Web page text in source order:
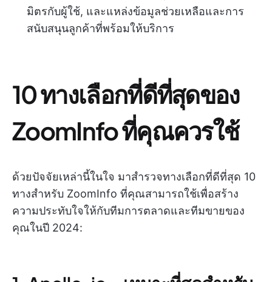
มิตรกับผู้ใช้, และแหล่งข้อมูลช่วยเหลือและการ
สนับสนุนลูกค้าที่พร้อมให้บริการ
10 ทางเลือกที่ดีที่สุดของ
ZoomInfo ที่คุณควรใช้
ด้วยปัจจัยเหล่านี้ในใจ มาสำรวจทางเลือกที่ดีที่สุด 10
ทางสำหรับ ZoomInfo ที่คุณสามารถใช้เพื่อสร้าง
ความประทับใจให้กับทีมการตลาดและทีมขายของ
คุณในปี 2024: